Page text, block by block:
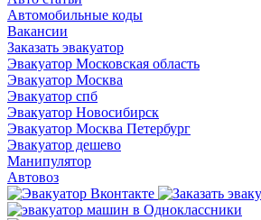
Автомобильные коды
Вакансии
Заказать эвакуатор
Эвакуатор Московская область
Эвакуатор Москва
Эвакуатор спб
Эвакуатор Новосибирск
Эвакуатор Москва Петербург
Эвакуатор дешево
Манипулятор
Автовоз